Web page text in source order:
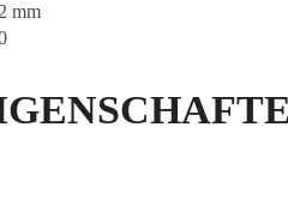
mm